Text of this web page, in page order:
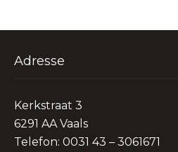
Adresse
Kerkstraat 3
6291 AA Vaals
Telefon: 0031 43 – 3061671